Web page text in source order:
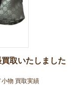
取いたしました
小物 買取実績